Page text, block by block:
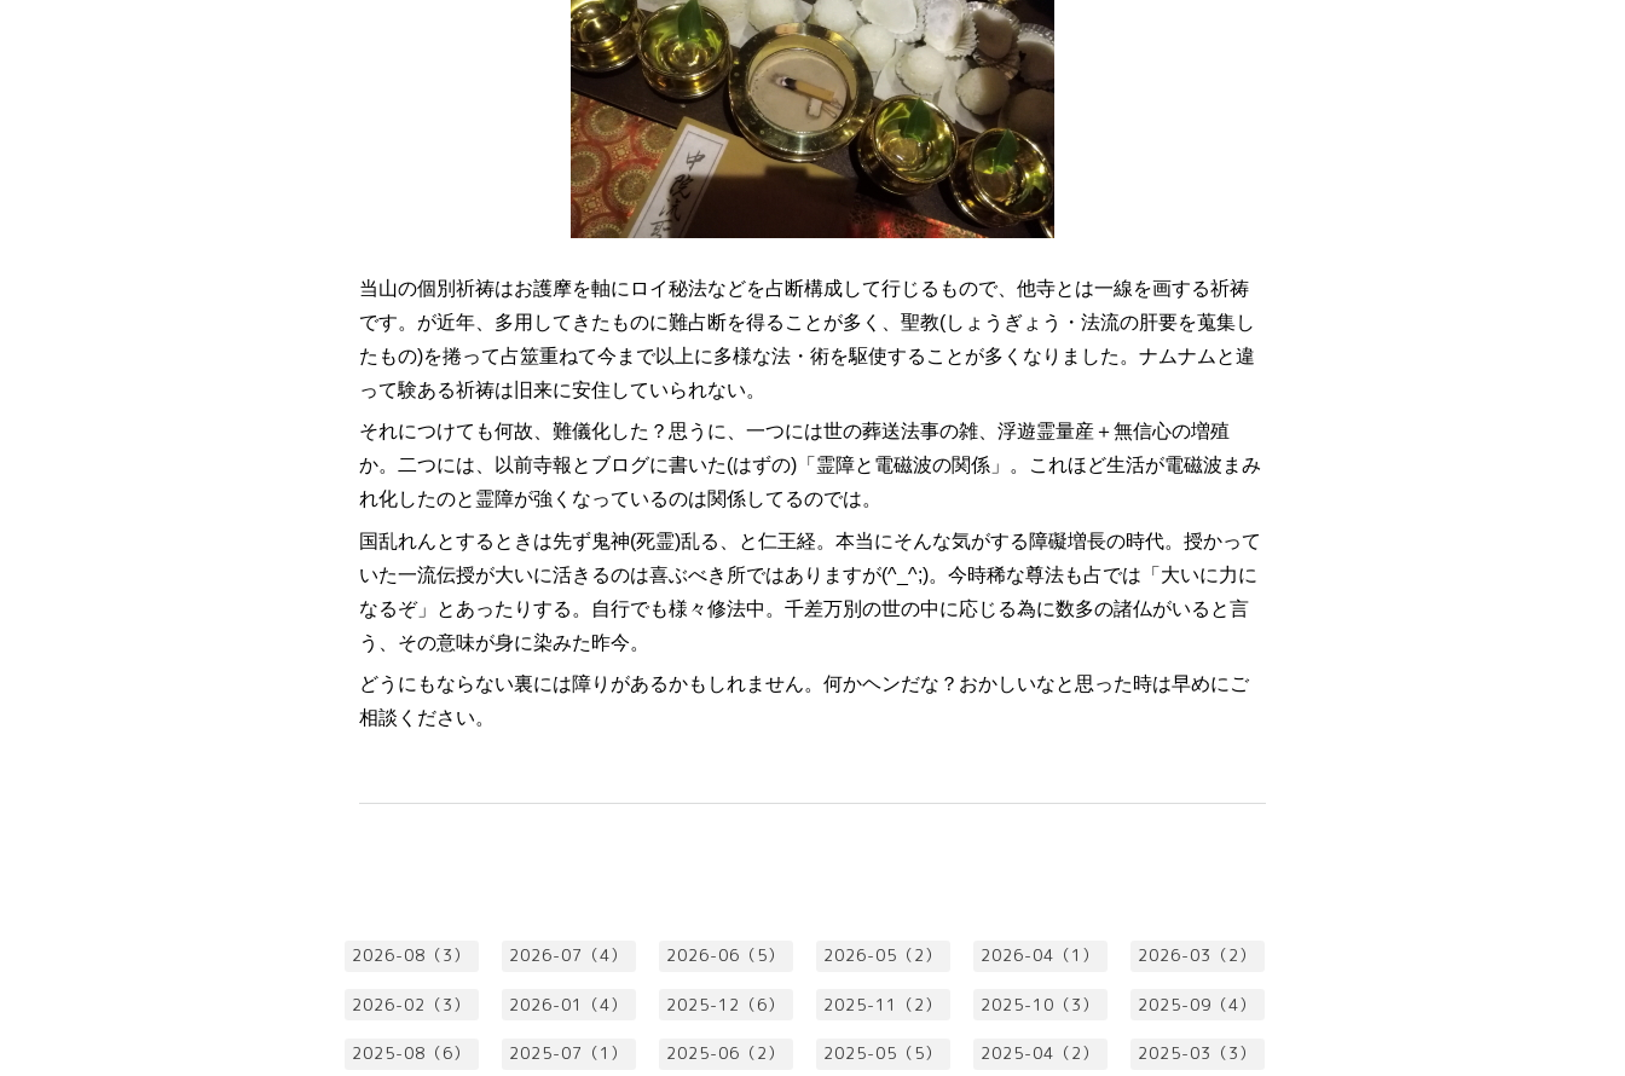
当山の個別祈祷はお護摩を軸にロイ秘法などを占断構成して行じるもので、他寺とは一線を画する祈祷
です。が近年、多用してきたものに難占断を得ることが多く、聖教(しょうぎょう・法流の肝要を蒐集し
たもの)を捲って占筮重ねて今まで以上に多様な法・術を駆使することが多くなりました。ナムナムと違
って験ある祈祷は旧来に安住していられない。
それにつけても何故、難儀化した？思うに、一つには世の葬送法事の雑、浮遊霊量産＋無信心の増殖
か。二つには、以前寺報とブログに書いた(はずの)「霊障と電磁波の関係」。これほど生活が電磁波まみ
れ化したのと霊障が強くなっているのは関係してるのでは。
国乱れんとするときは先ず鬼神(死霊)乱る、と仁王経。本当にそんな気がする障礙増長の時代。授かって
いた一流伝授が大いに活きるのは喜ぶべき所ではありますが(^_^;)。今時稀な尊法も占では「大いに力に
なるぞ」とあったりする。自行でも様々修法中。千差万別の世の中に応じる為に数多の諸仏がいると言
う、その意味が身に染みた昨今。
どうにもならない裏には障りがあるかもしれません。何かヘンだな？おかしいなと思った時は早めにご
相談ください。
2026-08（3） 2026-07（4） 2026-06（5） 2026-05（2） 2026-04（1） 2026-03（2）
2026-02（3） 2026-01（4） 2025-12（6） 2025-11（2） 2025-10（3） 2025-09（4）
2025-08（6） 2025-07（1） 2025-06（2） 2025-05（5） 2025-04（2） 2025-03（3）